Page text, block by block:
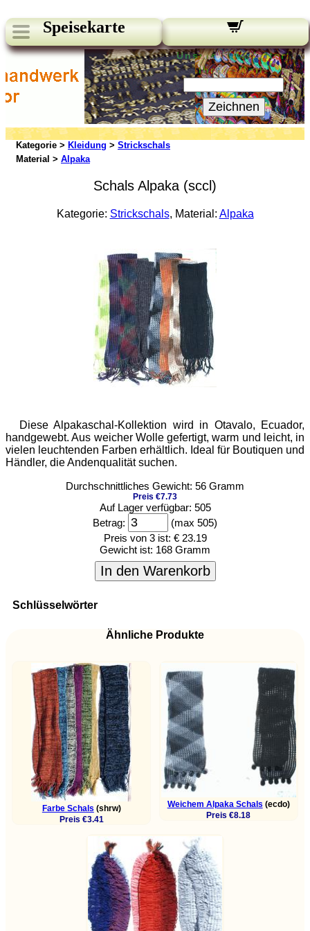
Speisekarte
Unsere Newsletter:
Ihre E-Mail:
Zeichnen
Kategorie > Kleidung > Strickschals
Material > Alpaka
Schals Alpaka (sccl)
Kategorie: Strickschals, Material: Alpaka
Diese Alpakaschal-Kollektion wird in Otavalo, Ecuador,
handgewebt. Aus weicher Wolle gefertigt, warm und leicht, in
vielen leuchtenden Farben erhältlich. Ideal für Boutiquen und
Händler, die Andenqualität suchen.
Durchschnittliches Gewicht: 56 Gramm
Preis €7.73
Auf Lager verfügbar: 505
Betrag:
(max 505)
Preis von 3 ist: € 23.19
Gewicht ist: 168 Gramm
In den Warenkorb
Schlüsselwörter
Ähnliche Produkte
Farbe Schals (shrw)
Preis €3.41
Weichem Alpaka Schals (ecdo)
Preis €8.18